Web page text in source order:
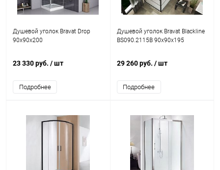
Душевой уголок Bravat Drop
90х90х200
23 330 руб. / шт
Подробнее
Душевой уголок Bravat Blackline
BS090.2115B 90х90х195
29 260 руб. / шт
Подробнее